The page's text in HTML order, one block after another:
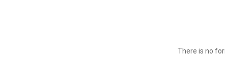
There is no